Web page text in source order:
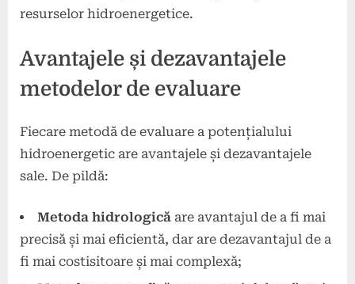
resurselor hidroenergetice.
Avantajele și dezavantajele
metodelor de evaluare
Fiecare metodă de evaluare a potențialului
hidroenergetic are avantajele și dezavantajele
sale. De pildă:
Metoda hidrologică are avantajul de a fi mai
precisă și mai eficientă, dar are dezavantajul de a
fi mai costisitoare și mai complexă;